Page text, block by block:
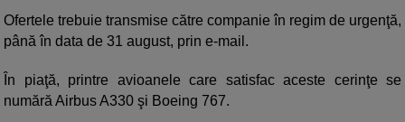
Ofertele trebuie transmise către companie în regim de urgenţă,
până în data de 31 august, prin e-mail.
În piaţă, printre avioanele care satisfac aceste cerinţe se
numără Airbus A330 şi Boeing 767.